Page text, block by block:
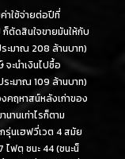
าใช้จ่ายต่อปีที่
ตัดสินใจขายมันให้กับ
ะมาณ 208 ล้านบาท)
ะนำเงินไปซื้อ
ะมาณ 109 ล้านบาท)
คฤหาสน์หลังเก่าของ
านเท่าไรก็ตาม
รุ่นเฮฟวี่เวต 4 สมัย
ไฟตฺ ชนะ 44 (ชนะน็